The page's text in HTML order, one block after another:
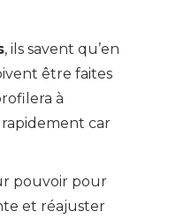
, ils savent qu’en
être faites
à
rapidement car
pouvoir pour
et réajuster